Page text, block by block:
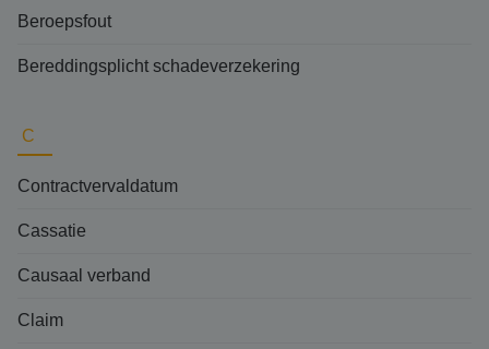
Beroepsfout
Bereddingsplicht schadeverzekering
C
Contractvervaldatum
Cassatie
Causaal verband
Claim